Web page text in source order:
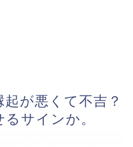
が悪くて不吉？
サインか。